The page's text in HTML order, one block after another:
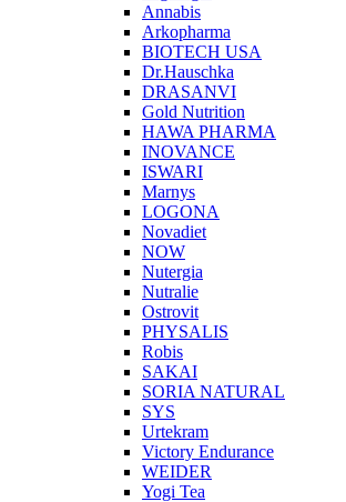
Annabis
Arkopharma
BIOTECH USA
Dr.Hauschka
DRASANVI
Gold Nutrition
HAWA PHARMA
INOVANCE
ISWARI
Marnys
LOGONA
Novadiet
NOW
Nutergia
Nutralie
Ostrovit
PHYSALIS
Robis
SAKAI
SORIA NATURAL
SYS
Urtekram
Victory Endurance
WEIDER
Yogi Tea